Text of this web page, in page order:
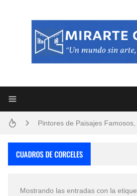
Pintores de Paisajes Famosos,
CUADROS DE CORCELES
Mostrando las entradas con la